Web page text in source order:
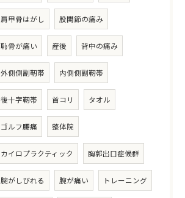
肩甲骨はがし 股関節の痛み
恥骨が痛い 産後 背中の痛み
外側側副靭帯 内側側副靭帯
後十字靭帯 首コリ タオル
ゴルフ腰痛 整体院
カイロプラクティック 胸郭出口症候群
腕がしびれる 腕が痛い トレーニング